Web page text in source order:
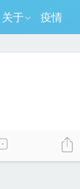
关于 疫情